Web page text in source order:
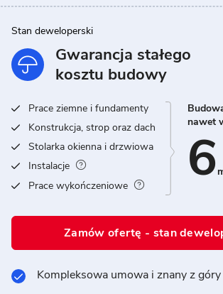
Stan deweloperski
Gwarancja stałego
kosztu budowy
Prace ziemne i fundamenty
Konstrukcja, strop oraz dach
Stolarka okienna i drzwiowa
Instalacje
Prace wykończeniowe
nawet
6
Zamów ofertę - stan
Kompleksowa umowa i znany z